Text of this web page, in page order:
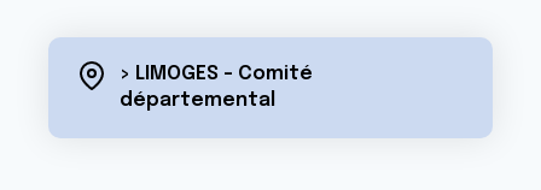
> LIMOGES - Comité
départemental